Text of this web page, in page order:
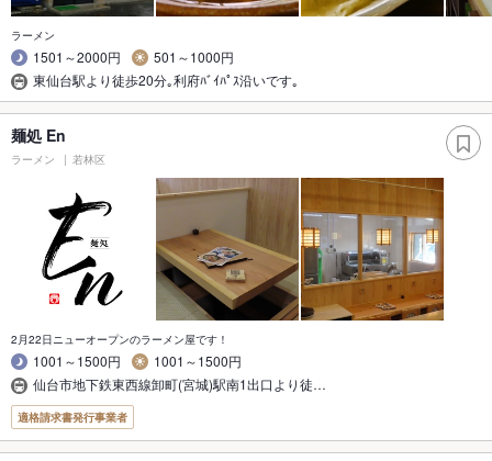
ラーメン
1501～2000円
501～1000円
東仙台駅より徒歩20分｡利府ﾊﾞｲﾊﾟｽ沿いです｡
麺処 En
ラーメン 若林区
2月22日ニューオープンのラーメン屋です！
1001～1500円
1001～1500円
仙台市地下鉄東西線卸町(宮城)駅南1出口より徒…
適格請求書発行事業者